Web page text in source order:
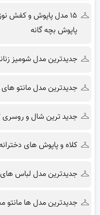
۱۵ مدل پاپوش و کفش
پاپوش بچه گانه
جدیدترین مدل شومیز
جدیدترین مدل مانتو های ۲۰۲۳
جدید ترین شال و روسری ۲۰۲۳
کلاه و پاپوش های
جدیدترین مدل لباس های
جدیدترین مدل ها مانتو